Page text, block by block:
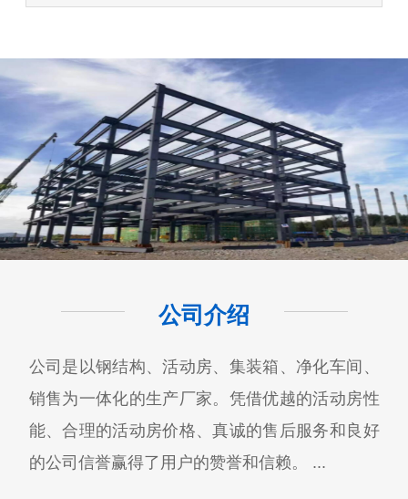
公司介绍
公司是以钢结构、活动房、集装箱、净化车间、
销售为一体化的生产厂家。凭借优越的活动房性
能、合理的活动房价格、真诚的售后服务和良好
的公司信誉赢得了用户的赞誉和信赖。 ...